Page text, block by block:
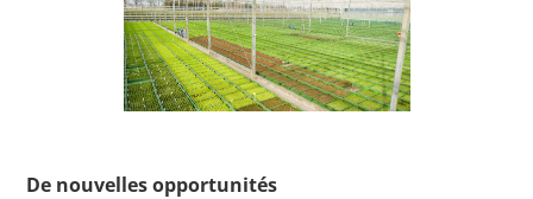
De nouvelles opportunités